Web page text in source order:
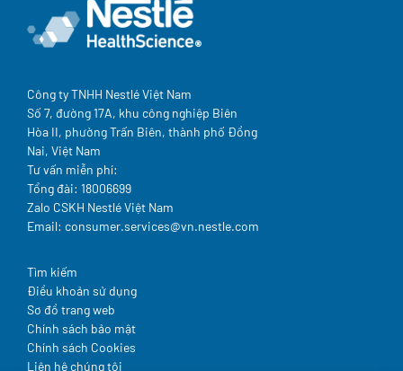
Công ty TNHH Nestlé Việt Nam
Số 7, đường 17A, khu công nghiệp Biên
Hòa II, phường Trấn Biên, thành phố Đồng
Nai, Việt Nam
Tư vấn miễn phí:
Tổng đài: 18006699
Zalo CSKH Nestlé Việt Nam
Email: consumer.services@vn.nestle.com
Legal
Tìm kiếm
Điều khoản sử dụng
Sơ đồ trang web
Chính sách bảo mật
Chính sách Cookies
Liên hệ chúng tôi